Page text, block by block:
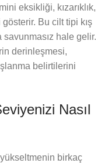
eksikliği, kızarıklık,
Bu cilt tipi kış
savunmasız hale gelir.
derinleşmesi,
belirtilerini
Nasıl
birkaç